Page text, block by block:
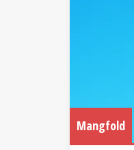
Mangfold